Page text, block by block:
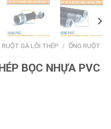
RUỘT GÀ LÕI THÉP / ỐNG RUỘT
BỌC NHỰA PVC